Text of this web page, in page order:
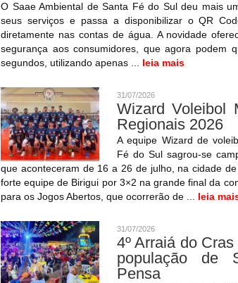
O Saae Ambiental de Santa Fé do Sul deu mais
seus serviços e passa a disponibilizar o QR
diretamente nas contas de água. A novidade
segurança aos consumidores, que agora podem
segundos, utilizando apenas ... leia mais
31/07/2026
Wizard Voleibol
Regionais 2026
A equipe Wizard de
Fé do Sul sagrou-se
que aconteceram de 16 a 26 de julho, na cidade
forte equipe de Birigui por 3×2 na grande final da
para os Jogos Abertos, que ocorrerão de ... leia
31/07/2026
4º Arraiá do
população de
Pensa